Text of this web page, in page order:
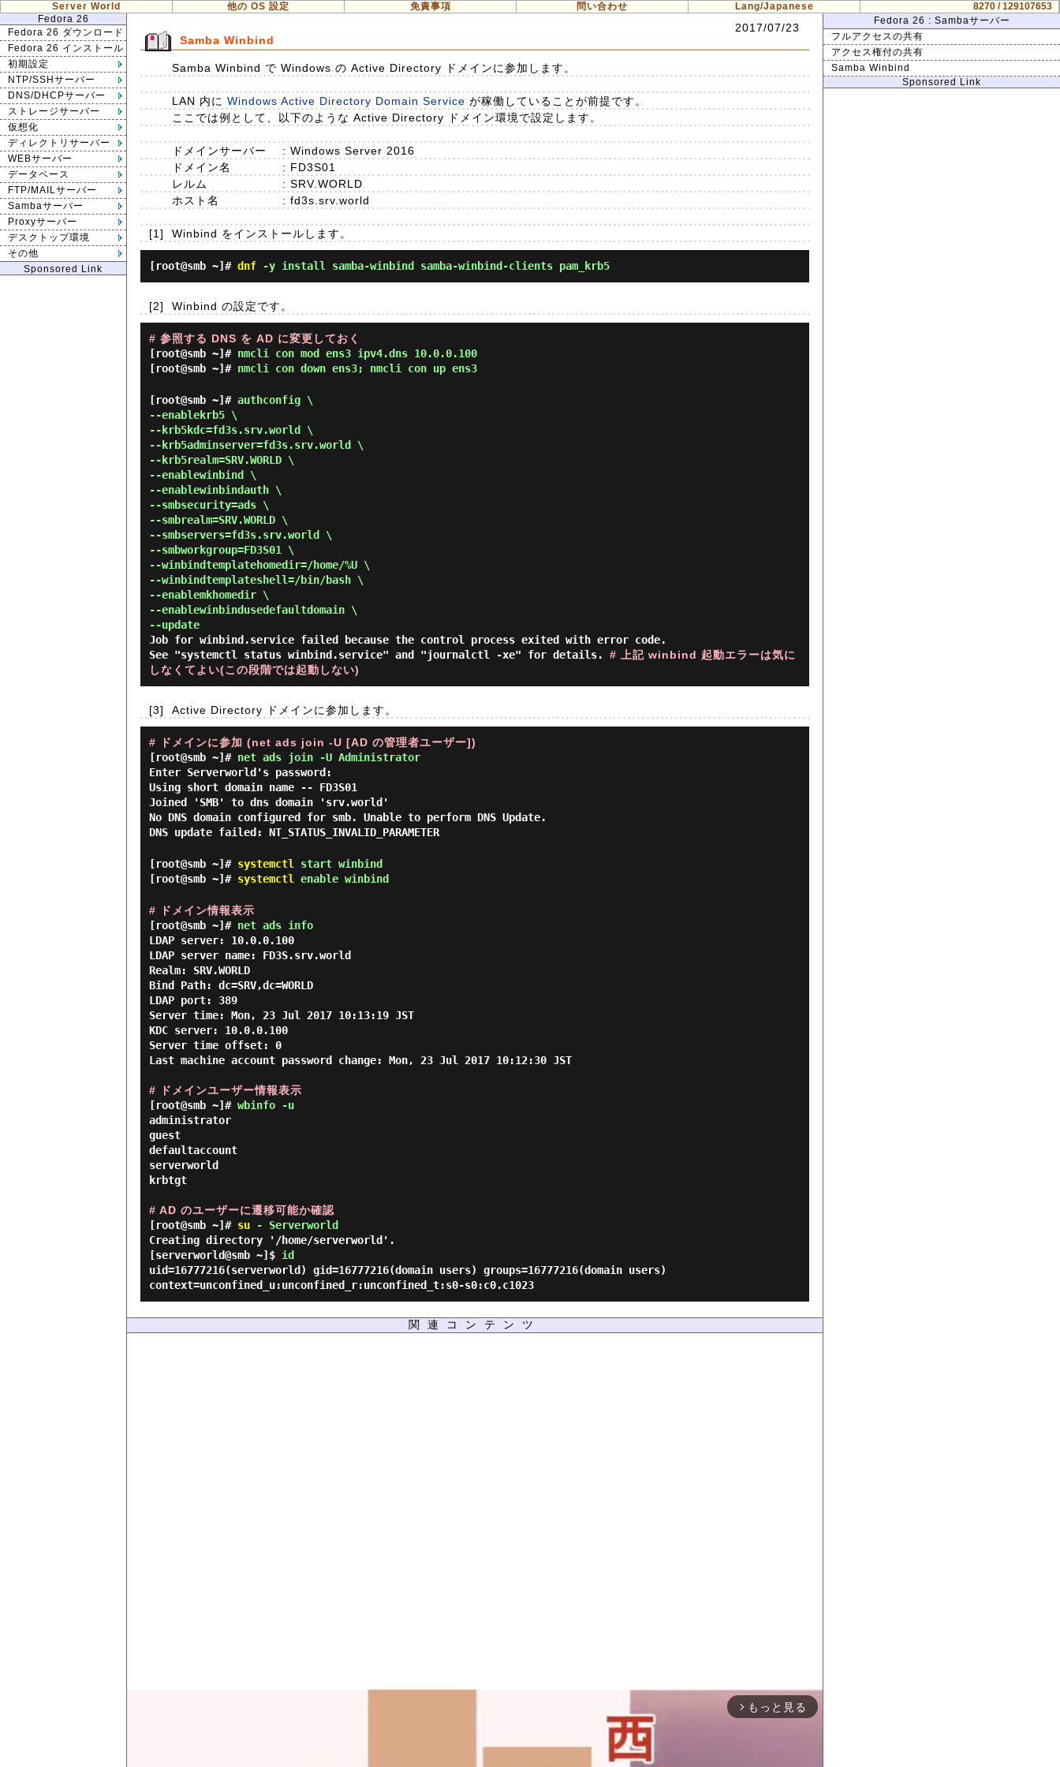
Server World 他の OS 設定 免責事項 問い合わせ Lang/Japanese
8270 / 129107653
Fedora 26
Fedora 26 ダウンロード
Fedora 26 インストール
初期設定
NTP/SSHサーバー
DNS/DHCPサーバー
ストレージサーバー
仮想化
ディレクトリサーバー
WEBサーバー
データベース
FTP/MAILサーバー
Sambaサーバー
Proxyサーバー
デスクトップ環境
その他
Sponsored Link
Samba Winbind
2017/07/23
Samba Winbind で Windows の Active Directory ドメインに参加します。
LAN 内に Windows Active Directory Domain Service が稼働していることが前提です。
ここでは例として、以下のような Active Directory ドメイン環境で設定します。
ドメインサーバー
: Windows Server 2016
ドメイン名
: FD3S01
レルム
: SRV.WORLD
ホスト名
: fd3s.srv.world
[1] Winbind をインストールします。
[root@smb ~]# dnf -y install samba-winbind samba-winbind-clients pam_krb5
[2] Winbind の設定です。
# 参照する DNS を AD に変更しておく
[root@smb ~]# nmcli con mod ens3 ipv4.dns 10.0.0.100
[root@smb ~]# nmcli con down ens3; nmcli con up ens3
[root@smb ~]# authconfig \
--enablekrb5 \
--krb5kdc=fd3s.srv.world \
--krb5adminserver=fd3s.srv.world \
--krb5realm=SRV.WORLD \
--enablewinbind \
--enablewinbindauth \
--smbsecurity=ads \
--smbrealm=SRV.WORLD \
--smbservers=fd3s.srv.world \
--smbworkgroup=FD3S01 \
--winbindtemplatehomedir=/home/%U \
--winbindtemplateshell=/bin/bash \
--enablemkhomedir \
--enablewinbindusedefaultdomain \
--update
Job for winbind.service failed because the control process exited with error code.
See "systemctl status winbind.service" and "journalctl -xe" for details. # 上記 winbind 起動エラーは気に
しなくてよい(この段階では起動しない)
[3] Active Directory ドメインに参加します。
# ドメインに参加 (net ads join -U [AD の管理者ユーザー])
[root@smb ~]# net ads join -U Administrator
Enter Serverworld's password:
Using short domain name -- FD3S01
Joined 'SMB' to dns domain 'srv.world'
No DNS domain configured for smb. Unable to perform DNS Update.
DNS update failed: NT_STATUS_INVALID_PARAMETER
[root@smb ~]# systemctl
start winbind
[root@smb ~]# systemctl enable winbind
# ドメイン情報表示
[root@smb ~]# net ads info
LDAP server: 10.0.0.100
LDAP server name: FD3S.srv.world
Realm: SRV.WORLD
Bind Path: dc=SRV,dc=WORLD
LDAP port: 389
Server time: Mon, 23 Jul 2017 10:13:19 JST
KDC server: 10.0.0.100
Server time offset: 0
Last machine account password change: Mon, 23 Jul 2017 10:12:30 JST
# ドメインユーザー情報表示
[root@smb ~]# wbinfo -u
administrator
guest
defaultaccount
serverworld
krbtgt
# AD のユーザーに遷移可能か確認
[root@smb ~]# su - Serverworld
Creating directory '/home/serverworld'.
[serverworld@smb ~]$ id
uid=16777216(serverworld) gid=16777216(domain users) groups=16777216(domain users)
context=unconfined_u:unconfined_r:unconfined_t:s0-s0:c0.c1023
関連コンテンツ
arrow_forward_ios もっと見る
Fedora 26 : Sambaサーバー
フルアクセスの共有
アクセス権付の共有
Samba Winbind
Sponsored Link